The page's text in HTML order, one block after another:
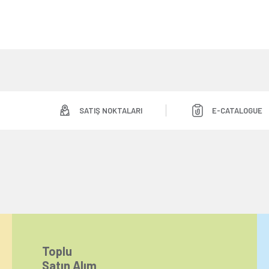
SATIŞ NOKTALARI E-CATALOGUE
Toplu
Satın Alım